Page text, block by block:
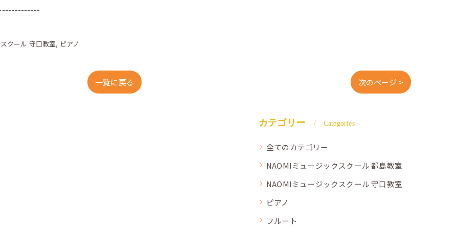
クール 守口教室 ピアノ
一覧に戻る 次のページ >
カテゴリー Categories
全てのカテゴリー
NAOMIミュージックスクール 都島教室
NAOMIミュージックスクール 守口教室
ピアノ
フルート